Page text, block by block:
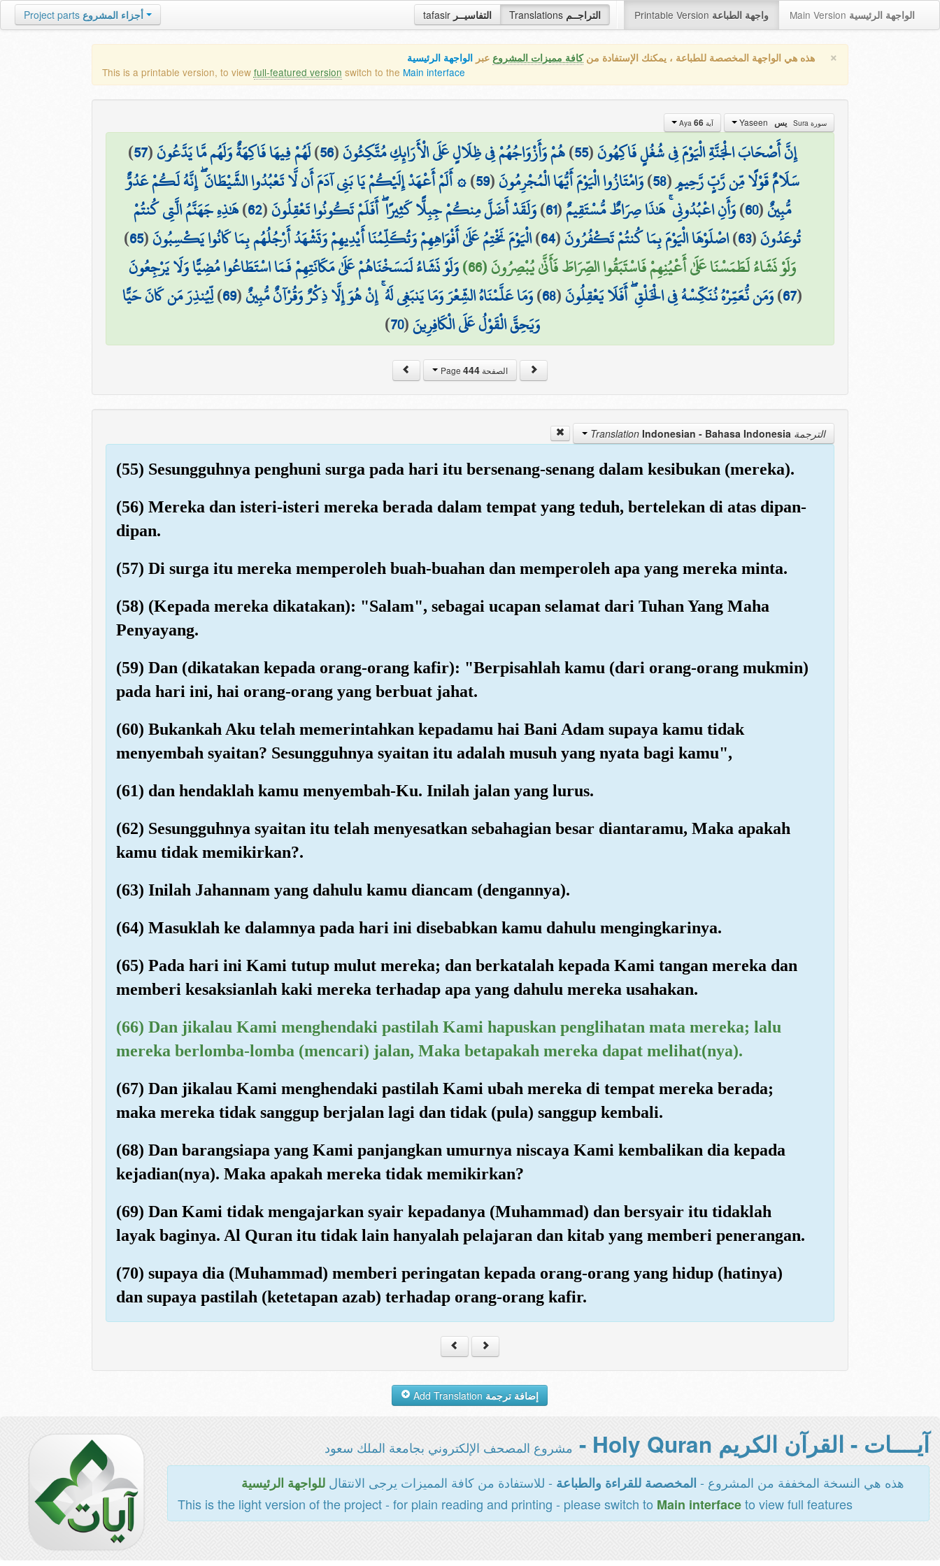
tafasir التفاسيــر Translations التراجــم Printable Version واجهة الطباعة Main Version الواجهة الرئيسية Project parts أجزاء المشروع
× هذه هي الواجهة المخصصة للطباعة ، يمكنك الإستفادة منكافة مميزات المشروع عبر الواجهة الرئيسية
This is a printable version, to view full-featured version switch to the Main interface
سورة Sura يس آية Aya 66
إِنَّ أَصْحَابَ الْجَنَّةِ الْيَوْمَ فِي شُغُلٍ فَاكِهُونَ(
55
)هُمْ وَأَزْوَاجُهُمْ فِي ظِلَالٍ عَلَى الْأَرَائِكِ مُتَّكِئُونَ(
56
)لَهُمْ فِيهَا فَاكِهَةٌ وَلَهُم مَّا يَدَّعُونَ(
57
)
سَلَامٌ قَوْلًا مِّن رَّبٍّ رَّحِيمٍ(
58
)وَامْتَازُوا الْيَوْمَ أَيُّهَا الْمُجْرِمُونَ(
59
)۞ أَلَمْ أَعْهَدْ إِلَيْكُمْ يَا بَنِي آدَمَ أَن لَّا تَعْبُدُوا الشَّيْطَانَ ۖ إِنَّهُ لَكُمْ عَدُوٌّ
مُّبِينٌ(
60
)وَأَنِ اعْبُدُونِي ۚ هَٰذَا صِرَاطٌ مُّسْتَقِيمٌ(
61
)وَلَقَدْ أَضَلَّ مِنكُمْ جِبِلًّا كَثِيرًا ۖ أَفَلَمْ تَكُونُوا تَعْقِلُونَ(
62
)هَٰذِهِ جَهَنَّمُ الَّتِي كُنتُمْ
تُوعَدُونَ(
63
)اصْلَوْهَا الْيَوْمَ بِمَا كُنتُمْ تَكْفُرُونَ(
64
)الْيَوْمَ نَخْتِمُ عَلَىٰ أَفْوَاهِهِمْ وَتُكَلِّمُنَا أَيْدِيهِمْ وَتَشْهَدُ أَرْجُلُهُم بِمَا كَانُوا يَكْسِبُونَ(
65
)
وَلَوْ نَشَاءُ لَطَمَسْنَا عَلَىٰ أَعْيُنِهِمْ فَاسْتَبَقُوا الصِّرَاطَ فَأَنَّىٰ يُبْصِرُونَ (66)
وَلَوْ نَشَاءُ لَمَسَخْنَاهُمْ عَلَىٰ مَكَانَتِهِمْ فَمَا اسْتَطَاعُوا مُضِيًّا وَلَا يَرْجِعُونَ
(
67
)وَمَن نُّعَمِّرْهُ نُنَكِّسْهُ فِي الْخَلْقِ ۖ أَفَلَا يَعْقِلُونَ(
68
)وَمَا عَلَّمْنَاهُ الشِّعْرَ وَمَا يَنبَغِي لَهُ ۚ إِنْ هُوَ إِلَّا ذِكْرٌ وَقُرْآنٌ مُّبِينٌ(
69
)لِّيُنذِرَ مَن كَانَ حَيًّا
وَيَحِقَّ الْقَوْلُ عَلَى الْكَافِرِينَ(
70
)
الصفحة Page444
الترجمة Translation Indonesian - Bahasa Indonesia
(55) Sesungguhnya penghuni surga pada hari itu bersenang-senang dalam kesibukan (mereka).
(56) Mereka dan isteri-isteri mereka berada dalam tempat yang teduh, bertelekan di atas dipan-
dipan.
(57) Di surga itu mereka memperoleh buah-buahan dan memperoleh apa yang mereka minta.
(58) (Kepada mereka dikatakan): "Salam", sebagai ucapan selamat dari Tuhan Yang Maha
Penyayang.
(59) Dan (dikatakan kepada orang-orang kafir): "Berpisahlah kamu (dari orang-orang mukmin)
pada hari ini, hai orang-orang yang berbuat jahat.
(60) Bukankah Aku telah memerintahkan kepadamu hai Bani Adam supaya kamu tidak
menyembah syaitan? Sesungguhnya syaitan itu adalah musuh yang nyata bagi kamu",
(61) dan hendaklah kamu menyembah-Ku. Inilah jalan yang lurus.
(62) Sesungguhnya syaitan itu telah menyesatkan sebahagian besar diantaramu, Maka apakah
kamu tidak memikirkan?.
(63) Inilah Jahannam yang dahulu kamu diancam (dengannya).
(64) Masuklah ke dalamnya pada hari ini disebabkan kamu dahulu mengingkarinya.
(65) Pada hari ini Kami tutup mulut mereka; dan berkatalah kepada Kami tangan mereka dan
memberi kesaksianlah kaki mereka terhadap apa yang dahulu mereka usahakan.
(66) Dan jikalau Kami menghendaki pastilah Kami hapuskan penglihatan mata mereka; lalu
mereka berlomba-lomba (mencari) jalan, Maka betapakah mereka dapat melihat(nya).
(67) Dan jikalau Kami menghendaki pastilah Kami ubah mereka di tempat mereka berada;
maka mereka tidak sanggup berjalan lagi dan tidak (pula) sanggup kembali.
(68) Dan barangsiapa yang Kami panjangkan umurnya niscaya Kami kembalikan dia kepada
kejadian(nya). Maka apakah mereka tidak memikirkan?
(69) Dan Kami tidak mengajarkan syair kepadanya (Muhammad) dan bersyair itu tidaklah
layak baginya. Al Quran itu tidak lain hanyalah pelajaran dan kitab yang memberi penerangan.
(70) supaya dia (Muhammad) memberi peringatan kepada orang-orang yang hidup (hatinya)
dan supaya pastilah (ketetapan azab) terhadap orang-orang kafir.
إضافة ترجمة
آيــــات - القرآن الكريم Holy Quran - مشروع المصحف الإلكتروني بجامعة الملك سعود
هذه هي النسخة المخففة من المشروع - المخصصة للقراءة والطباعة - للاستفادة من كافة المميزات يرجى الانتقالللواجهة الرئيسية
This is the light version of the project - for plain reading and printing - please switch to Main interfaceto view full features